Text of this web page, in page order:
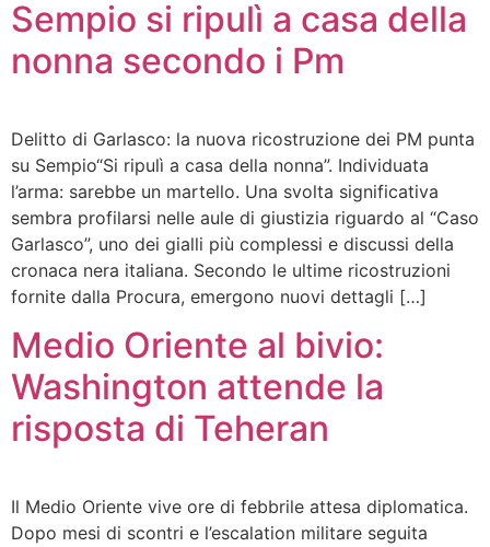
Sempio si ripulì a casa della
nonna secondo i Pm
Delitto di Garlasco: la nuova ricostruzione dei PM punta
su Sempio“Si ripulì a casa della nonna”. Individuata
l’arma: sarebbe un martello. Una svolta significativa
sembra profilarsi nelle aule di giustizia riguardo al “Caso
Garlasco”, uno dei gialli più complessi e discussi della
cronaca nera italiana. Secondo le ultime ricostruzioni
fornite dalla Procura, emergono nuovi dettagli […]
Medio Oriente al bivio:
Washington attende la
risposta di Teheran
Il Medio Oriente vive ore di febbrile attesa diplomatica.
Dopo mesi di scontri e l’escalation militare seguita